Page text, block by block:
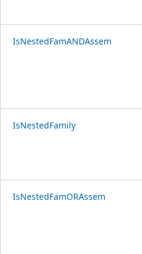
IsNestedFamANDAssem
IsNestedFamily
IsNestedFamORAssem